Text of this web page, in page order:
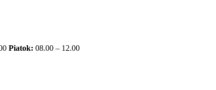
Piatok: 08.00 – 12.00